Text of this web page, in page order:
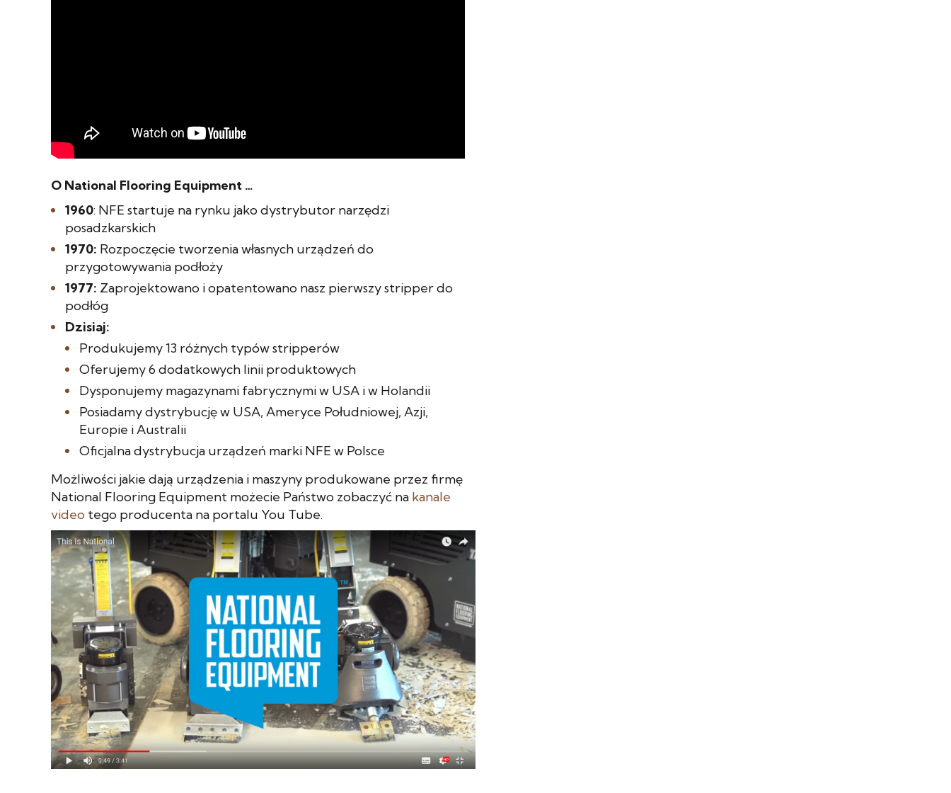
O National Flooring Equipment …
1960: NFE startuje na rynku jako dystrybutor narzędzi
posadzkarskich
1970: Rozpoczęcie tworzenia własnych urządzeń do
przygotowywania podłoży
1977: Zaprojektowano i opatentowano nasz pierwszy stripper do
podłóg
Dzisiaj:
Produkujemy 13 różnych typów stripperów
Oferujemy 6 dodatkowych linii produktowych
Dysponujemy magazynami fabrycznymi w USA i w Holandii
Posiadamy dystrybucję w USA, Ameryce Południowej, Azji,
Europie i Australii
Oficjalna dystrybucja urządzeń marki NFE w Polsce
Możliwości jakie dają urządzenia i maszyny produkowane przez firmę
National Flooring Equipment możecie Państwo zobaczyć na kanale
video tego producenta na portalu You Tube.